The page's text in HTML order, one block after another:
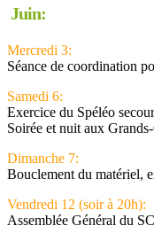
Juin:
Mercredi 3:
Séance de coordination
Samedi 6:
Exercice du Spéléo
Soirée et nuit aux
Dimanche 7:
Bouclement du matériel,
Vendredi 12 (soir à 20h):
Assemblée Général du